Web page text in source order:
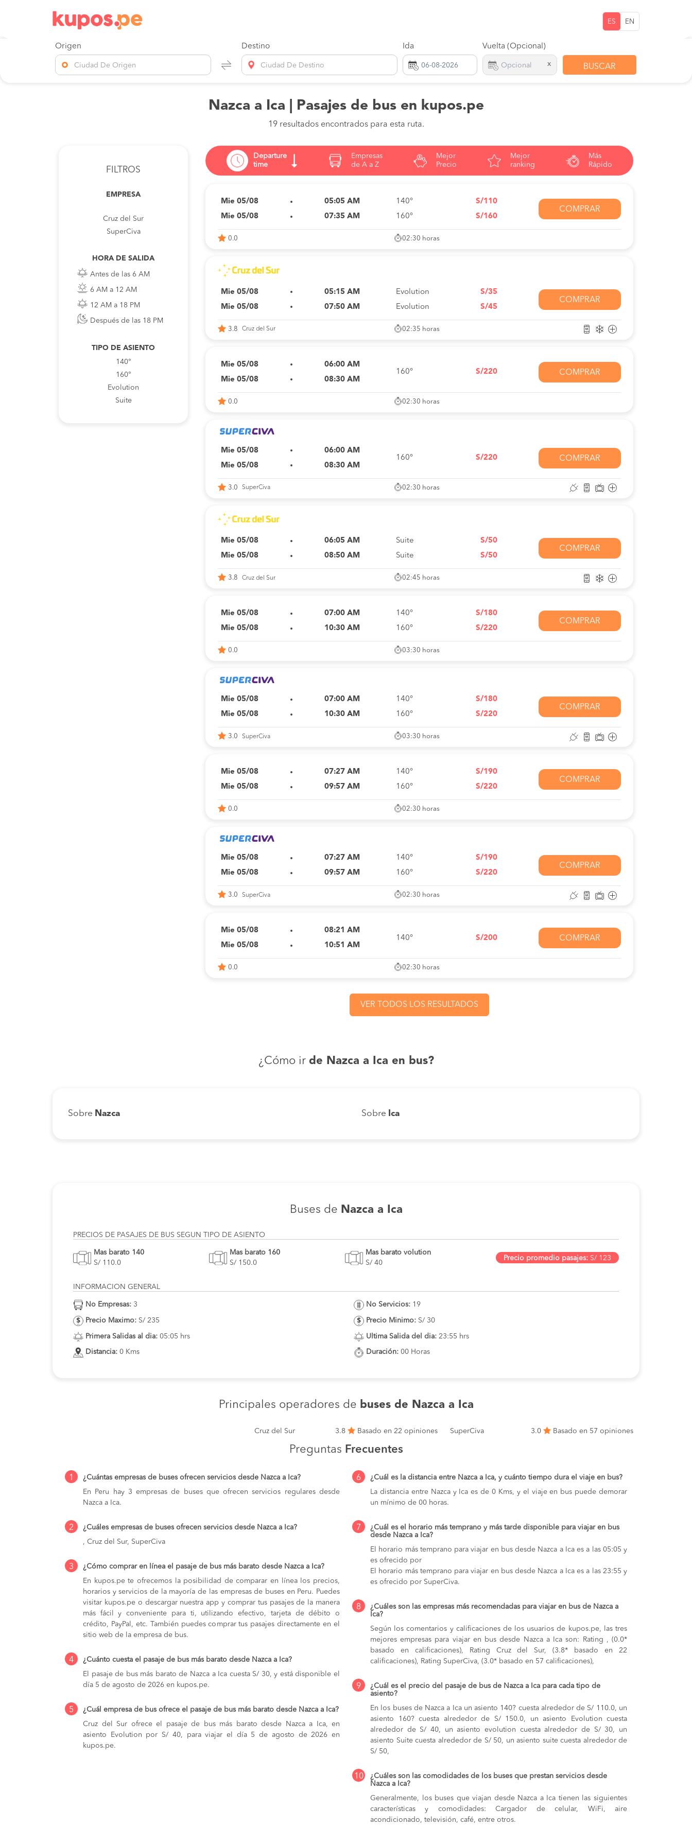
ES EN
Origen
Ciudad De Origen
Destino
Ciudad De Destino
Ida Vuelta (Opcional)
x BUSCAR
Nazca a Ica | Pasajes de bus en kupos.pe
19 resultados encontrados para esta ruta.
FILTROS
EMPRESA
Cruz del Sur
SuperCiva
HORA DE SALIDA
Antes de las 6 AM
6 AM a 12 AM
12 AM a 18 PM
Después de las 18 PM
TIPO DE ASIENTO
140°
160°
Evolution
Suite
Departure
time
Empresas
de A a Z
Mejor
Precio
Mejor
ranking
Más
Rápido
Mie 05/08
05:05 AM
Mie 05/08
07:35 AM
140°
160°
S/110
S/160
COMPRAR
0.0 02:30 horas
Mie 05/08
05:15 AM
Mie 05/08
07:50 AM
Evolution
Evolution
S/35
S/45
COMPRAR
3.8 Cruz del Sur 02:35 horas
Mie 05/08
06:00 AM
Mie 05/08
08:30 AM
160° S/220 COMPRAR
0.0 02:30 horas
Mie 05/08
06:00 AM
Mie 05/08
08:30 AM
160° S/220 COMPRAR
3.0 SuperCiva 02:30 horas
Mie 05/08
06:05 AM
Mie 05/08
08:50 AM
Suite
Suite
S/50
S/50
COMPRAR
3.8 Cruz del Sur 02:45 horas
Mie 05/08
07:00 AM
Mie 05/08
10:30 AM
140°
160°
S/180
S/220
COMPRAR
0.0 03:30 horas
Mie 05/08
07:00 AM
Mie 05/08
10:30 AM
140°
160°
S/180
S/220
COMPRAR
3.0 SuperCiva 03:30 horas
Mie 05/08
07:27 AM
Mie 05/08
09:57 AM
140°
160°
S/190
S/220
COMPRAR
0.0 02:30 horas
Mie 05/08
07:27 AM
Mie 05/08
09:57 AM
140°
160°
S/190
S/220
COMPRAR
3.0 SuperCiva 02:30 horas
Mie 05/08
08:21 AM
Mie 05/08
10:51 AM
140° S/200 COMPRAR
0.0 02:30 horas
VER TODOS LOS RESULTADOS
¿Cómo ir de Nazca a Ica en bus?
Sobre Nazca Sobre Ica
Buses de Nazca a Ica
PRECIOS DE PASAJES DE BUS SEGUN TIPO DE ASIENTO
Mas barato 140
S/ 110.0
Mas barato 160
S/ 150.0
Mas barato volution
S/ 40
Precio promedio pasajes: S/ 123
INFORMACION GENERAL
No Empresas: 3
Precio Maximo: S/ 235
Primera Salidas al dia: 05:05 hrs
Distancia: 0 Kms
No Servicios: 19
Precio Minimo: S/ 30
Ultima Salida del dia: 23:55 hrs
Duración: 00 Horas
Principales operadores de buses de Nazca a Ica
Cruz del Sur 3.8 Basado en 22 opiniones SuperCiva 3.0 Basado en 57 opiniones
Preguntas Frecuentes
1
¿Cuántas empresas de buses ofrecen servicios desde Nazca a Ica?
En Peru hay 3 empresas de buses que ofrecen servicios regulares desde
Nazca a Ica.
2
¿Cuáles empresas de buses ofrecen servicios desde Nazca a Ica?
, Cruz del Sur, SuperCiva
3
¿Cómo comprar en línea el pasaje de bus más barato desde Nazca a Ica?
En kupos.pe te ofrecemos la posibilidad de comparar en línea los precios,
horarios y servicios de la mayoría de las empresas de buses en Peru. Puedes
visitar kupos.pe o descargar nuestra app y comprar tus pasajes de la manera
más fácil y conveniente para ti, utilizando efectivo, tarjeta de débito o
crédito, PayPal, etc. También puedes comprar tus pasajes directamente en el
sitio web de la empresa de bus.
4
¿Cuánto cuesta el pasaje de bus más barato desde Nazca a Ica?
El pasaje de bus más barato de Nazca a Ica cuesta S/ 30, y está disponible el
día 5 de agosto de 2026 en kupos.pe.
5
¿Cuál empresa de bus ofrece el pasaje de bus más barato desde Nazca a Ica?
Cruz del Sur ofrece el pasaje de bus más barato desde Nazca a Ica, en
asiento Evolution por S/ 40, para viajar el día 5 de agosto de 2026 en
kupos.pe.
6
¿Cuál es la distancia entre Nazca a Ica, y cuánto tiempo dura el viaje en bus?
La distancia entre Nazca y Ica es de 0 Kms, y el viaje en bus puede demorar
un mínimo de 00 horas.
7
¿Cuál es el horario más temprano y más tarde disponible para viajar en bus
desde Nazca a Ica?
El horario más temprano para viajar en bus desde Nazca a Ica es a las 05:05 y
es ofrecido por
El horario más temprano para viajar en bus desde Nazca a Ica es a las 23:55 y
es ofrecido por SuperCiva.
8
¿Cuáles son las empresas más recomendadas para viajar en bus de Nazca a
Ica?
Según los comentarios y calificaciones de los usuarios de kupos.pe, las tres
mejores empresas para viajar en bus desde Nazca a Ica son: Rating , (0.0*
basado en calificaciones), Rating Cruz del Sur, (3.8* basado en 22
calificaciones), Rating SuperCiva, (3.0* basado en 57 calificaciones),
9
¿Cuál es el precio del pasaje de bus de Nazca a Ica para cada tipo de
asiento?
En los buses de Nazca a Ica un asiento 140? cuesta alrededor de S/ 110.0, un
asiento 160? cuesta alrededor de S/ 150.0,
un asiento Evolution cuesta
alrededor de S/ 40, un asiento evolution cuesta alrededor de S/ 30, un
asiento Suite cuesta alrededor de S/ 50, un asiento suite cuesta alrededor de
S/ 50,
10
¿Cuáles son las comodidades de los buses que prestan servicios desde
Nazca a Ica?
Generalmente, los buses que viajan desde Nazca a Ica tienen las siguientes
características y comodidades: Cargador de celular, WiFi, aire
acondicionado, televisión, café, entre otros.